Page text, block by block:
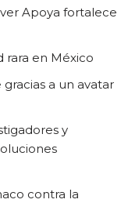
Apoya fortalece
rara en México
a un avatar
y
contra la